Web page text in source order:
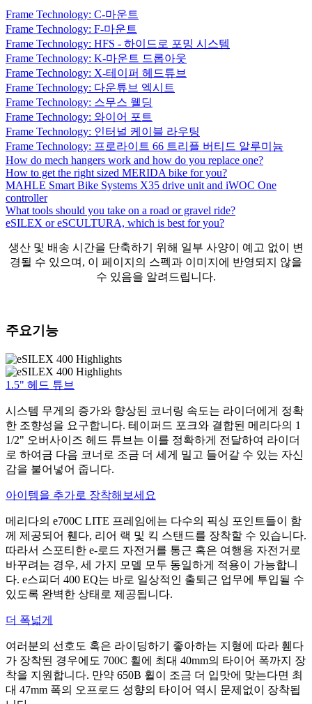
Frame Technology: C-마운트
Frame Technology: F-마운트
Frame Technology: HFS - 하이드로 포밍 시스템
Frame Technology: K-마운트 드롭아웃
Frame Technology: X-테이퍼 헤드튜브
Frame Technology: 다운튜브 엑시트
Frame Technology: 스무스 웰딩
Frame Technology: 와이어 포트
Frame Technology: 인터널 케이블 라우팅
Frame Technology: 프로라이트 66 트리플 버티드 알루미늄
How do mech hangers work and how do you replace one?
How to get the right sized MERIDA bike for you?
MAHLE Smart Bike Systems X35 drive unit and iWOC One
controller
What tools should you take on a road or gravel ride?
eSILEX or eSCULTURA, which is best for you?
생산 및 배송 시간을 단축하기 위해 일부 사양이 예고 없이 변
경될 수 있으며, 이 페이지의 스펙과 이미지에 반영되지 않을
수 있음을 알려드립니다.
주요기능
1.5" 헤드 튜브
시스템 무게의 증가와 향상된 코너링 속도는 라이더에게 정확
한 조향성을 요구합니다. 테이퍼드 포크와 결합된 메리다의 1
1/2" 오버사이즈 헤드 튜브는 이를 정확하게 전달하여 라이더
로 하여금 다음 코너로 조금 더 세게 밀고 들어갈 수 있는 자신
감을 불어넣어 줍니다.
아이템을 추가로 장착해보세요
메리다의 e700C LITE 프레임에는 다수의 픽싱 포인트들이 함
께 제공되어 휀다, 리어 랙 및 킥 스탠드를 장착할 수 있습니다.
따라서 스포티한 e-로드 자전거를 통근 혹은 여행용 자전거로
바꾸려는 경우, 세 가지 모델 모두 동일하게 적용이 가능합니
다. e스피더 400 EQ는 바로 일상적인 출퇴근 업무에 투입될 수
있도록 완벽한 상태로 제공됩니다.
더 폭넓게
여러분의 선호도 혹은 라이딩하기 좋아하는 지형에 따라 휀다
가 장착된 경우에도 700C 휠에 최대 40mm의 타이어 폭까지 장
착을 지원합니다. 만약 650B 휠이 조금 더 입맛에 맞는다면 최
대 47mm 폭의 오프로드 성향의 타이어 역시 문제없이 장착됩